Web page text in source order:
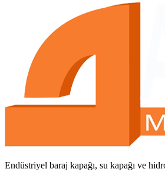
Endüstriyel baraj kapağı, su kapağı ve